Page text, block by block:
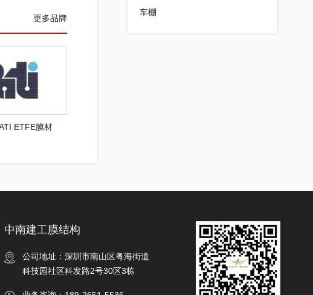
车棚
更多品牌
ETFE膜材
中南建工膜结构
公司地址：深圳市南山区粤海街道
科技园社区科发路2号30区3栋